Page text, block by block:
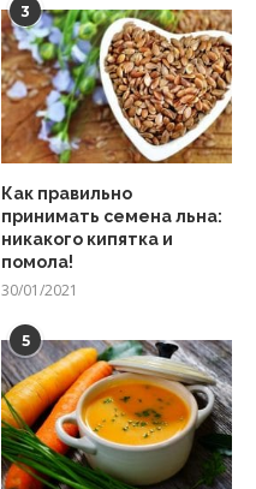
3
Как правильно
принимать семена льна:
никакого кипятка и
помола!
30/01/2021
5